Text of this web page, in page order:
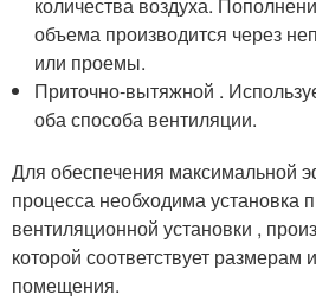
количества воздуха.
объема производится через
или проемы.
Приточно-вытяжной .
оба способа вентиляции.
Для обеспечения максимальной
процесса необходима установка
вентиляционной установки ,
которой соответствует размерам
помещения.